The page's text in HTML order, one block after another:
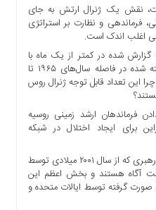
نقش یک ژنرال ارتش به جای
فرماندهی و نظارت بر استراتژی
اغلب اندک است.
شده در کمتر از یک ماه با
تعداد کل ۱۲ ژنرال‌های آمریکایی کشته شده در فاصله سال‌های ۱۹۶۵ تا
چرا این تعداد قابل توجه ژنرال روس
فرماندهان ارشد زمینی روسیه
برای ایجاد اختلال در شبکه
نیرو‌های اوکراینی از رویکرد هدایت و رهبری که از سال ۲۰۰۱ میلادی توسط
آگاه هستند و بخش اعظم این
صورت گرفته توسط ایالات متحده و